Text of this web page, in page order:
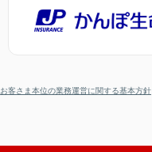
お客さま本位の業務運営に関する基本方針